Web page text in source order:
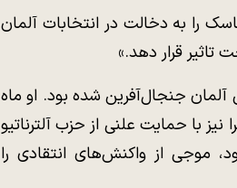
را به دخالت در انتخابات آلمان
تاثیر قرار دهد.»
جنجال‌آفرین شده بود. او ماه
با حمایت علنی از حزب آلترناتیو
موجی از واکنش‌های انتقادی را